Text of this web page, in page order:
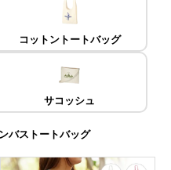
コットントートバッグ
サコッシュ
バストートバッグ